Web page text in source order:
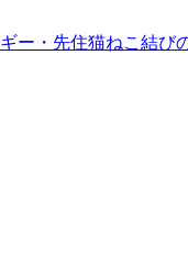
ー・先住猫ねこ結び